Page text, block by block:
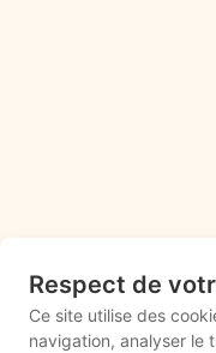
Respect de
Ce site utilise des
navigation, analyser le